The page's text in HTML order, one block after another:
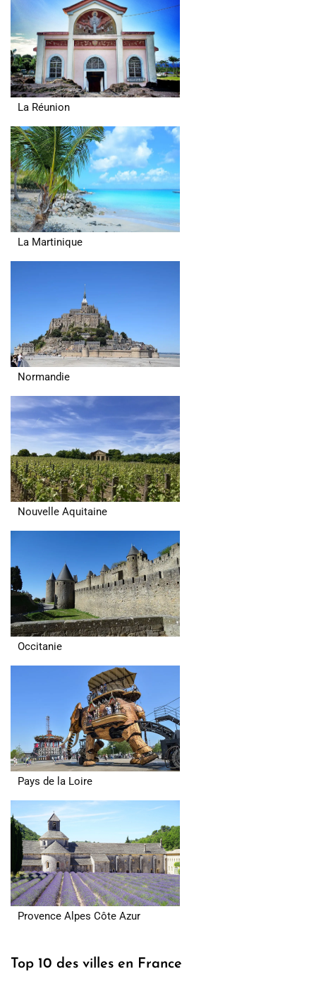
La Réunion
La Martinique
Normandie
Nouvelle Aquitaine
Occitanie
Pays de la Loire
Provence Alpes Côte Azur
Top 10 des villes en France